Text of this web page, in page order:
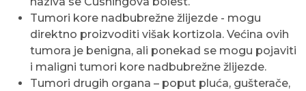
Tumori kore nadbubrežne žlijezde - mogu
direktno proizvoditi višak kortizola. Većina ovih
tumora je benigna, ali ponekad se mogu pojaviti
i maligni tumori kore nadbubrežne žlijezde.
Tumori drugih organa – poput pluća, gušterače,